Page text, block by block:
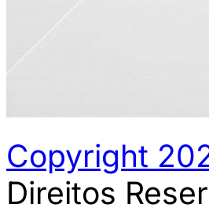
Copyright
Direitos